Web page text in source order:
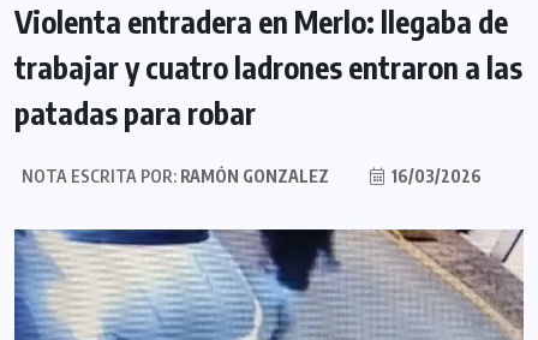
Violenta entradera en Merlo: llegaba de
trabajar y cuatro ladrones entraron a las
patadas para robar
NOTA ESCRITA POR:RAMÓN GONZALEZ 16/03/2026